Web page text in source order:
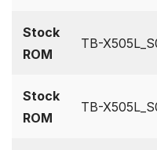
Stock
ROM
TB-
Stock
ROM
TB-